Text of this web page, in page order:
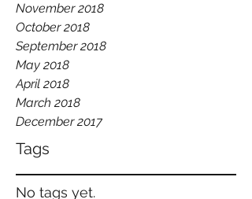
November 2018
October 2018
September 2018
May 2018
April 2018
March 2018
December 2017
Tags
No tags yet.